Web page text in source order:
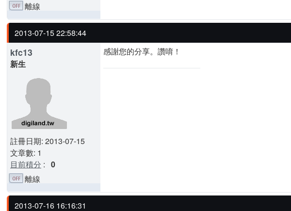
離線
2013-07-15 22:58:44
kfc13
新生
註冊日期: 2013-07-15
文章數: 1
目前積分 : 0
感謝您的分享。讚唷！
離線
2013-07-16 16:16:31